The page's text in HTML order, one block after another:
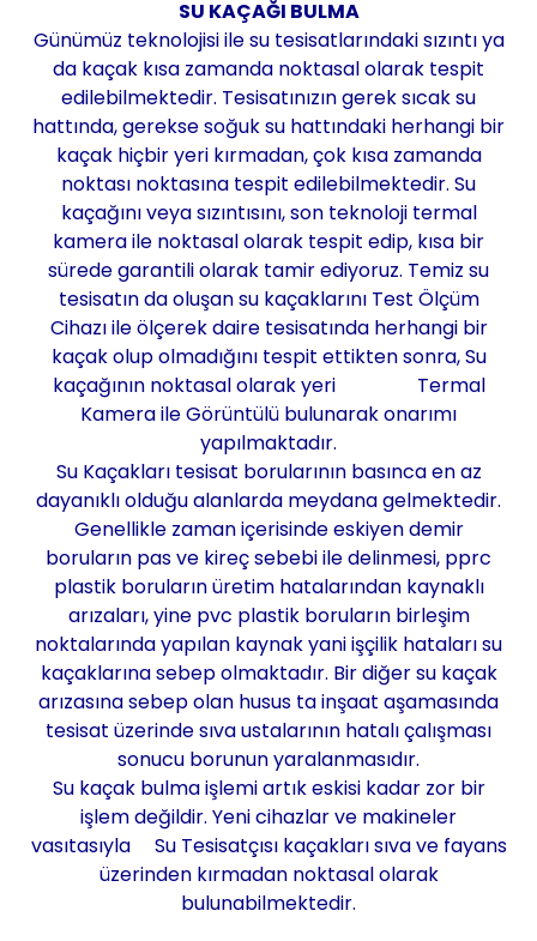
SU KAÇAĞI BULMA
Günümüz teknolojisi ile su tesisatlarındaki sızıntı ya
da kaçak kısa zamanda noktasal olarak tespit
edilebilmektedir. Tesisatınızın gerek sıcak su
hattında, gerekse soğuk su hattındaki herhangi bir
kaçak hiçbir yeri kırmadan, çok kısa zamanda
noktası noktasına tespit edilebilmektedir. Su
kaçağını veya sızıntısını, son teknoloji termal
kamera ile noktasal olarak tespit edip, kısa bir
sürede garantili olarak tamir ediyoruz. Temiz su
tesisatın da oluşan su kaçaklarını Test Ölçüm
Cihazı ile ölçerek daire tesisatında herhangi bir
kaçak olup olmadığını tespit ettikten sonra, Su
kaçağının noktasal olarak yeri Termal
Kamera ile Görüntülü bulunarak onarımı
yapılmaktadır.
Su Kaçakları tesisat borularının basınca en az
dayanıklı olduğu alanlarda meydana gelmektedir.
Genellikle zaman içerisinde eskiyen demir
boruların pas ve kireç sebebi ile delinmesi, pprc
plastik boruların üretim hatalarından kaynaklı
arızaları, yine pvc plastik boruların birleşim
noktalarında yapılan kaynak yani işçilik hataları su
kaçaklarına sebep olmaktadır. Bir diğer su kaçak
arızasına sebep olan husus ta inşaat aşamasında
tesisat üzerinde sıva ustalarının hatalı çalışması
sonucu borunun yaralanmasıdır.
Su kaçak bulma işlemi artık eskisi kadar zor bir
işlem değildir. Yeni cihazlar ve makineler
vasıtasıyla Su Tesisatçısı kaçakları sıva ve fayans
üzerinden kırmadan noktasal olarak
bulunabilmektedir.